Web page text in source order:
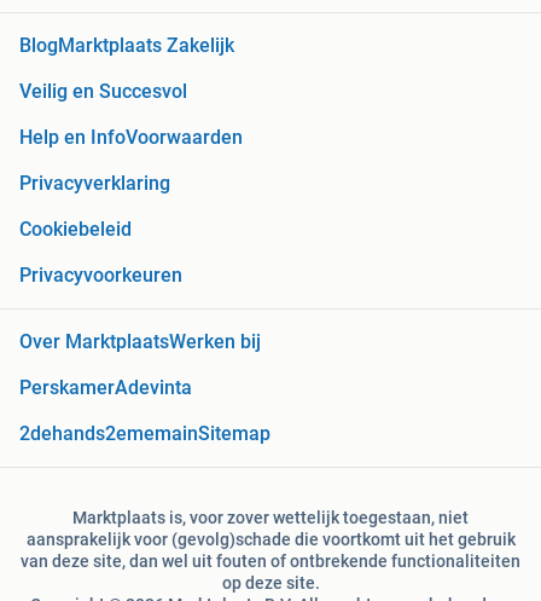
BlogMarktplaats Zakelijk
Veilig en Succesvol
Help en InfoVoorwaarden
Privacyverklaring
Cookiebeleid
Privacyvoorkeuren
Over MarktplaatsWerken bij
PerskamerAdevinta
2dehands2ememainSitemap
Marktplaats is, voor zover wettelijk toegestaan, niet
aansprakelijk voor (gevolg)schade die voortkomt uit het gebruik
van deze site, dan wel uit fouten of ontbrekende functionaliteiten
op deze site.